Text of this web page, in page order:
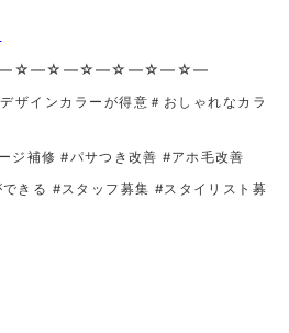
ザインカラーが得意＃おしゃれなカラ
ジ補修 #パサつき改善 #アホ毛改善
きる #スタッフ募集 #スタイリスト募